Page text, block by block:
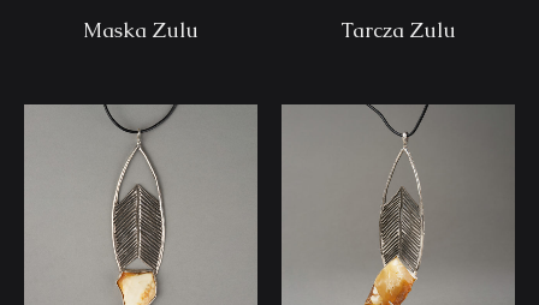
Maska Zulu Tarcza Zulu